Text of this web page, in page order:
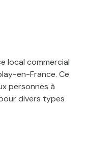
local commercial
en-France. Ce
personnes à
divers types